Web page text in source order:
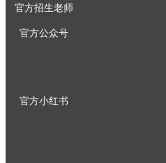
平
入
全
国
特点：考证通过率相对较
乏系统实操训练支持，仅
询。
中国心理学会水平评价项
官方招生老师
官方公众号
官方小红书